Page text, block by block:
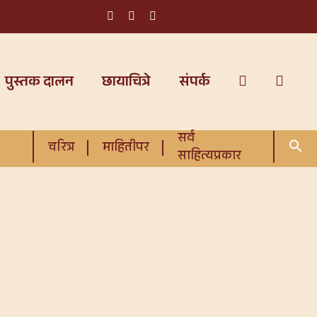
पुस्तक दालन छायाचित्रे संपर्क
चरित्र माहितीपर
सर्व
साहित्यप्रकार